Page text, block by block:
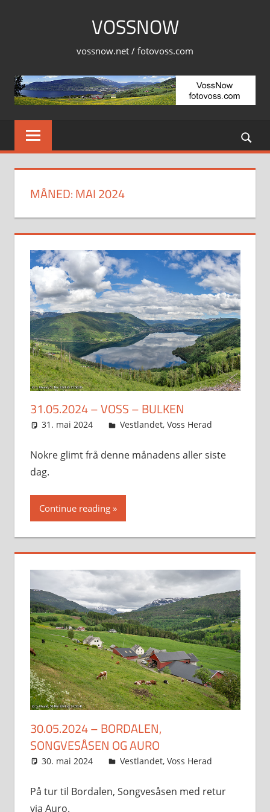
VOSSNOW
vossnow.net / fotovoss.com
MÅNED:MAI 2024
31.05.2024 – VOSS – BULKEN
31. mai 2024 Svein
Vestlandet, Voss Herad
Nokre glimt frå denne månadens aller siste
dag.
Continue reading
30.05.2024 – BORDALEN,
SONGVESÅSEN OG AURO
30. mai 2024 Svein
Vestlandet, Voss Herad
På tur til Bordalen, Songvesåsen med retur
via Auro.